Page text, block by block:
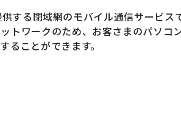
する閉域網のモバイル通信サービスで
トワークのため、お客さまのパソコ
ることができます。